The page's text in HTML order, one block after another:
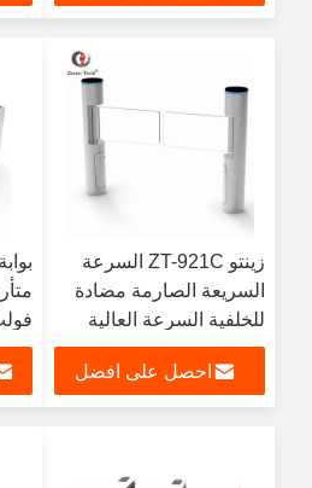
لمتنزه الترفيه
زينتو ZT-921C السرعة
السريعة الصارمة مضادة
للخلفية السرعة العالية
المشاة الدورانية المتحركة
دمج مع رمز QRاحصل على افضل